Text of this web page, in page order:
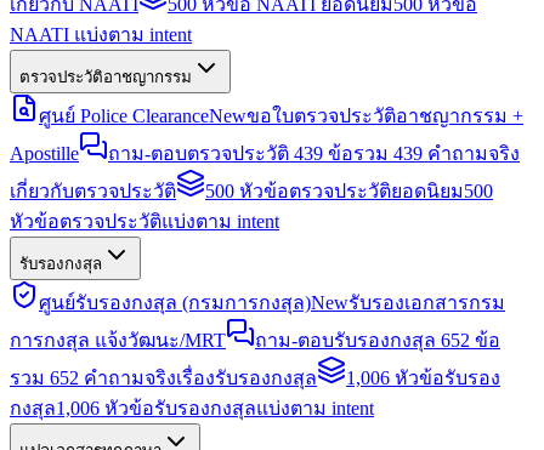
เกี่ยวกับ NAATI
500 หัวข้อ NAATI ยอดนิยม500 หัวข้อ
NAATI แบ่งตาม intent
ตรวจประวัติอาชญากรรม
ศูนย์ Police ClearanceNewขอใบตรวจประวัติอาชญากรรม +
Apostille
ถาม-ตอบตรวจประวัติ 439 ข้อรวม 439 คำถามจริง
เกี่ยวกับตรวจประวัติ
500 หัวข้อตรวจประวัติยอดนิยม500
หัวข้อตรวจประวัติแบ่งตาม intent
รับรองกงสุล
ศูนย์รับรองกงสุล (กรมการกงสุล)Newรับรองเอกสารกรม
การกงสุล แจ้งวัฒนะ/MRT
ถาม-ตอบรับรองกงสุล 652 ข้อ
รวม 652 คำถามจริงเรื่องรับรองกงสุล
1,006 หัวข้อรับรอง
กงสุล1,006 หัวข้อรับรองกงสุลแบ่งตาม intent